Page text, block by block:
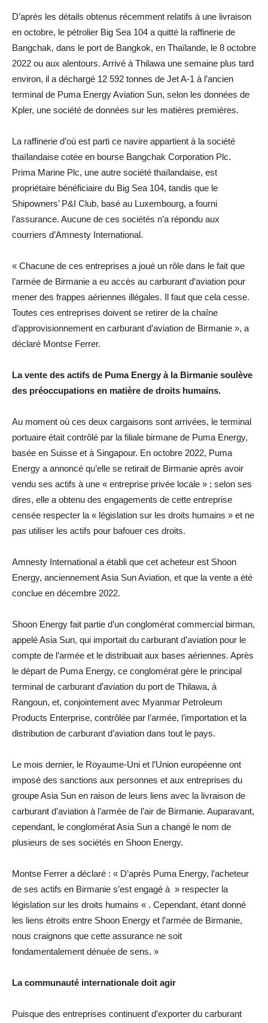
D’après les détails obtenus récemment relatifs à une livraison
en octobre, le pétrolier Big Sea 104 a quitté la raffinerie de
Bangchak, dans le port de Bangkok, en Thaïlande, le 8 octobre
2022 ou aux alentours. Arrivé à Thilawa une semaine plus tard
environ, il a déchargé 12 592 tonnes de Jet A-1 à l’ancien
terminal de Puma Energy Aviation Sun, selon les données de
Kpler, une société de données sur les matières premières.
La raffinerie d’où est parti ce navire appartient à la société
thaïlandaise cotée en bourse Bangchak Corporation Plc.
Prima Marine Plc, une autre société thaïlandaise, est
propriétaire bénéficiaire du Big Sea 104, tandis que le
Shipowners’ P&I Club, basé au Luxembourg, a fourni
l’assurance. Aucune de ces sociétés n’a répondu aux
courriers d’Amnesty International.
« Chacune de ces entreprises a joué un rôle dans le fait que
l’armée de Birmanie a eu accès au carburant d’aviation pour
mener des frappes aériennes illégales. Il faut que cela cesse.
Toutes ces entreprises doivent se retirer de la chaîne
d’approvisionnement en carburant d’aviation de Birmanie », a
déclaré Montse Ferrer.
La vente des actifs de Puma Energy à la Birmanie soulève
des préoccupations en matière de droits humains.
Au moment où ces deux cargaisons sont arrivées, le terminal
portuaire était contrôlé par la filiale birmane de Puma Energy,
basée en Suisse et à Singapour. En octobre 2022, Puma
Energy a annoncé qu’elle se retirait de Birmanie après avoir
vendu ses actifs à une « entreprise privée locale » ; selon ses
dires, elle a obtenu des engagements de cette entreprise
censée respecter la « législation sur les droits humains » et ne
pas utiliser les actifs pour bafouer ces droits.
Amnesty International a établi que cet acheteur est Shoon
Energy, anciennement Asia Sun Aviation, et que la vente a été
conclue en décembre 2022.
Shoon Energy fait partie d’un conglomérat commercial birman,
appelé Asia Sun, qui importait du carburant d’aviation pour le
compte de l’armée et le distribuait aux bases aériennes. Après
le départ de Puma Energy, ce conglomérat gère le principal
terminal de carburant d’aviation du port de Thilawa, à
Rangoun, et, conjointement avec Myanmar Petroleum
Products Enterprise, contrôlée par l’armée, l’importation et la
distribution de carburant d’aviation dans tout le pays.
Le mois dernier, le Royaume-Uni et l’Union européenne ont
imposé des sanctions aux personnes et aux entreprises du
groupe Asia Sun en raison de leurs liens avec la livraison de
carburant d’aviation à l’armée de l’air de Birmanie. Auparavant,
cependant, le conglomérat Asia Sun a changé le nom de
plusieurs de ses sociétés en Shoon Energy.
Montse Ferrer a déclaré : « D’après Puma Energy, l’acheteur
de ses actifs en Birmanie s’est engagé à » respecter la
législation sur les droits humains « . Cependant, étant donné
les liens étroits entre Shoon Energy et l’armée de Birmanie,
nous craignons que cette assurance ne soit
fondamentalement dénuée de sens. »
La communauté internationale doit agir
Puisque des entreprises continuent d’exporter du carburant